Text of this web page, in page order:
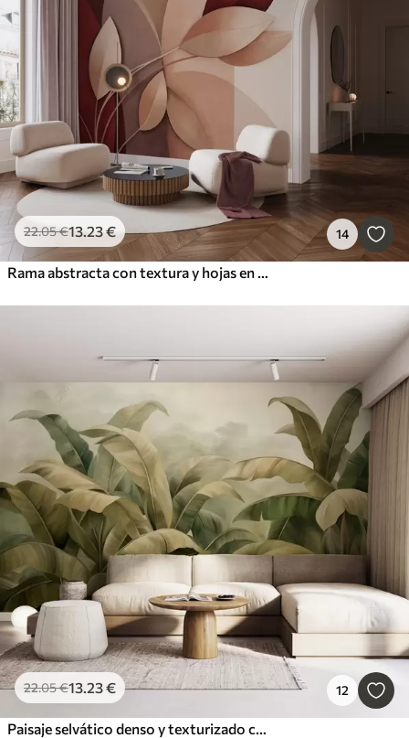
22.05€13.23€ 14
Rama abstracta con textura y hojas en tonos marrones, beige y rojos, sobre un fondo de formas abstractas.
22.05€13.23€ 12
Paisaje selvático denso y texturizado con grandes hojas de plátano en tonos verdes y beige apagados.